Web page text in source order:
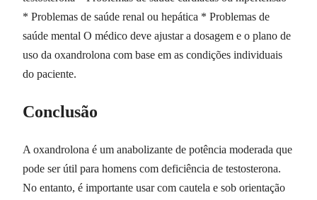
* Problemas de saúde renal ou hepática * Problemas de
saúde mental O médico deve ajustar a dosagem e o plano de
uso da oxandrolona com base em as condições individuais
do paciente.
Conclusão
A oxandrolona é um anabolizante de potência moderada que
pode ser útil para homens com deficiência de testosterona.
No entanto, é importante usar com cautela e sob orientação